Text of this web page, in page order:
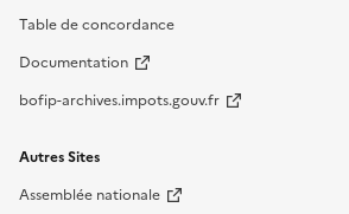
Table de concordance
Documentation
bofip-archives.impots.gouv.fr
Autres Sites
Assemblée nationale